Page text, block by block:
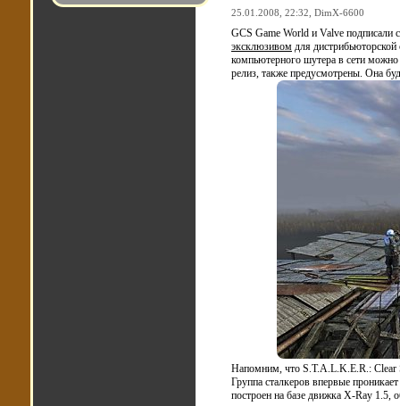
25.01.2008, 22:32, DimX-6600
GCS Game World и Valve подписали
эксклюзивом для дистрибьюторской
компьютерного шутера в сети можно
релиз, также предусмотрены. Она
Напомним, что S.T.A.L.K.E.R.: Clear
Группа сталкеров впервые
построен на базе движка X-Ray